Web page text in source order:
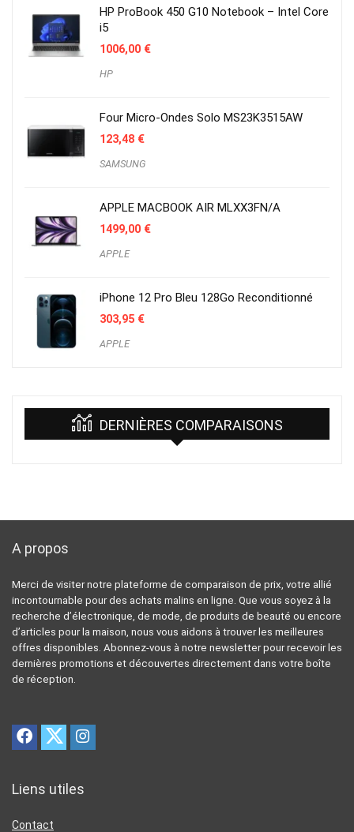
HP ProBook 450 G10 Notebook – Intel Core
i5
1006,00 €
HP
Four Micro-Ondes Solo MS23K3515AW
123,48 €
SAMSUNG
APPLE MACBOOK AIR MLXX3FN/A
1499,00 €
APPLE
iPhone 12 Pro Bleu 128Go Reconditionné
303,95 €
APPLE
DERNIÈRES COMPARAISONS
A propos
Merci de visiter notre plateforme de comparaison de prix, votre allié
incontournable pour des achats malins en ligne. Que vous soyez à la
recherche d’électronique, de mode, de produits de beauté ou encore
d’articles pour la maison, nous vous aidons à trouver les meilleures
offres disponibles. Abonnez-vous à notre newsletter pour recevoir les
dernières promotions et découvertes directement dans votre boîte
de réception.
Liens utiles
Contact